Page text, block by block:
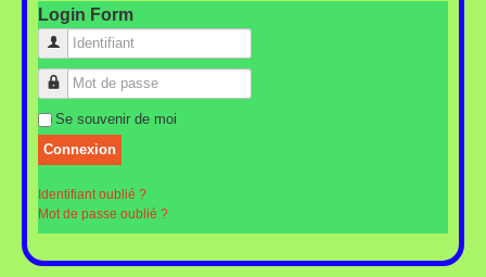
Login Form
Identifiant
Mot de passe
Se souvenir de moi
Connexion
Identifiant oublié ?
Mot de passe oublié ?